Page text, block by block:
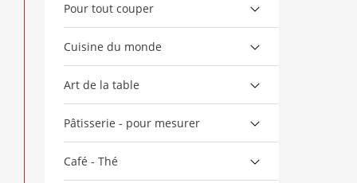
Pour tout couper
Cuisine du monde
Art de la table
Pâtisserie - pour mesurer
Café - Thé